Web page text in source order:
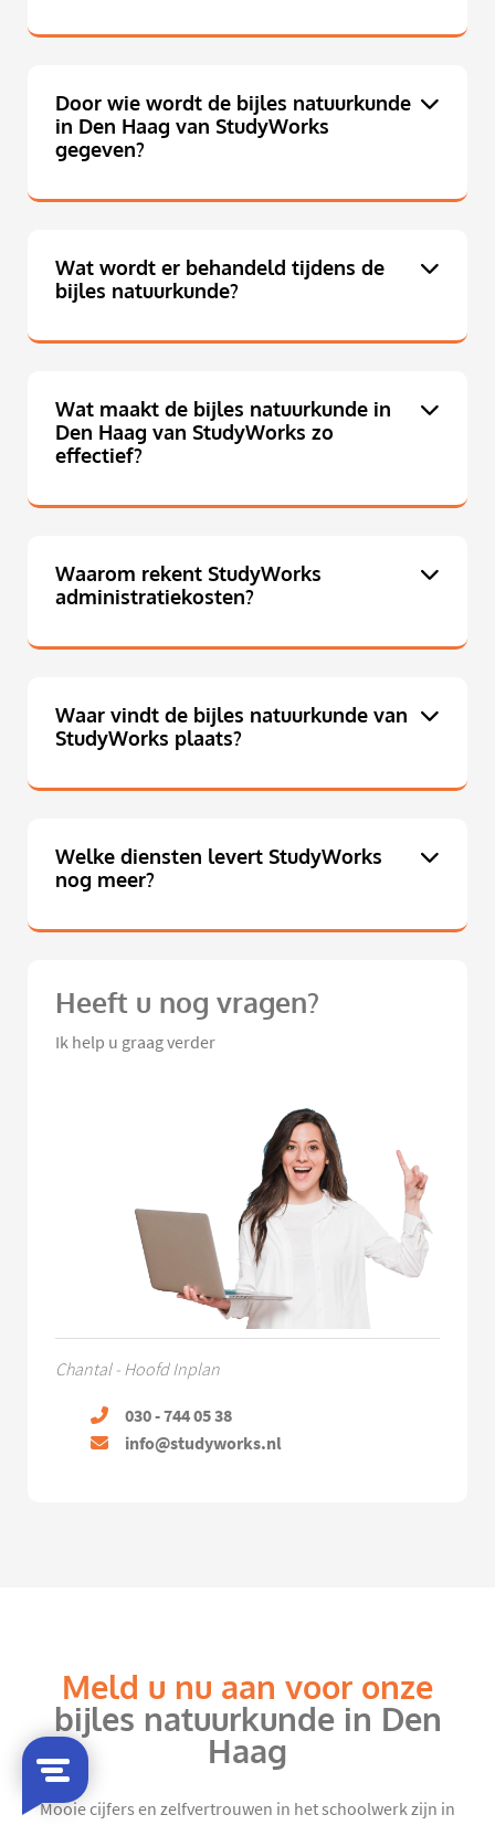
Door wie wordt de bijles natuurkunde
in Den Haag van StudyWorks
gegeven?
Wat wordt er behandeld tijdens de
bijles natuurkunde?
Wat maakt de bijles natuurkunde in
Den Haag van StudyWorks zo
effectief?
Waarom rekent StudyWorks
administratiekosten?
Waar vindt de bijles natuurkunde van
StudyWorks plaats?
Welke diensten levert StudyWorks
nog meer?
Heeft u nog vragen?
Ik help u graag verder
Chantal - Hoofd Inplan
030 - 744 05 38
info@studyworks.nl
Meld u nu aan voor onze
bijles natuurkunde in Den
Haag
Mooie cijfers en zelfvertrouwen in het schoolwerk zijn in